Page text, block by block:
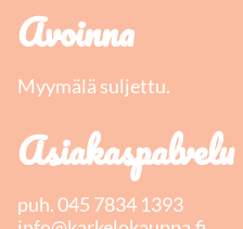
Avoinna
Myymälä suljettu.
Asiakaspalvelu
puh.045 7834 1393